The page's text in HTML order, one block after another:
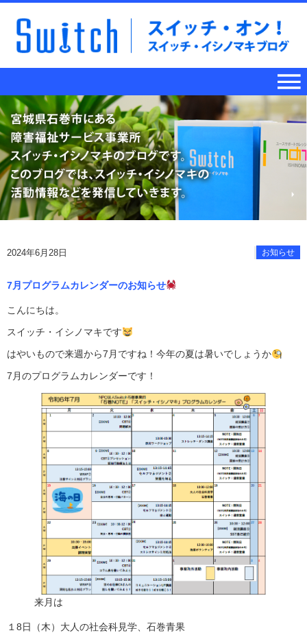
2024年6月28日 お知らせ
7月プログラムカレンダーのお知らせ
こんにちは。
スイッチ・イシノマキです
はやいもので来週から7月ですね！今年の夏は暑いでしょうか
7月のプログラムカレンダーです！
来月は
１8日（木）大人の社会科見学、石巻青果